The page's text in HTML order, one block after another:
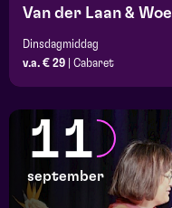
Van der Laan & Woe
Dinsdagmiddag
v.a. € 29
Cabaret
11
september